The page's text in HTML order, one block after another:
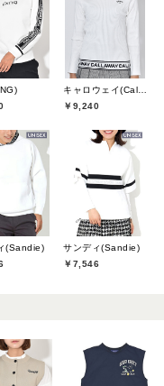
キャロウェイ(Callaway)
￥9,240
(Sandie)
サンディ(Sandie)
￥7,546